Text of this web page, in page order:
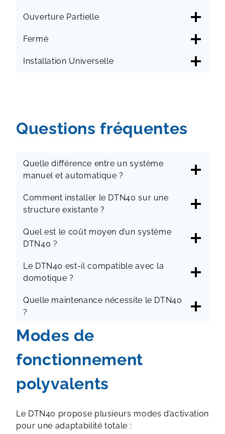
Ouverture Partielle
Fermé
Installation Universelle
Questions fréquentes
Quelle différence entre un système
manuel et automatique ?
Comment installer le DTN40 sur une
structure existante ?
Quel est le coût moyen d’un système
DTN40 ?
Le DTN40 est-il compatible avec la
domotique ?
Quelle maintenance nécessite le DTN40
?
Modes de
fonctionnement
polyvalents
Le DTN40 propose plusieurs modes d’activation
pour une adaptabilité totale :